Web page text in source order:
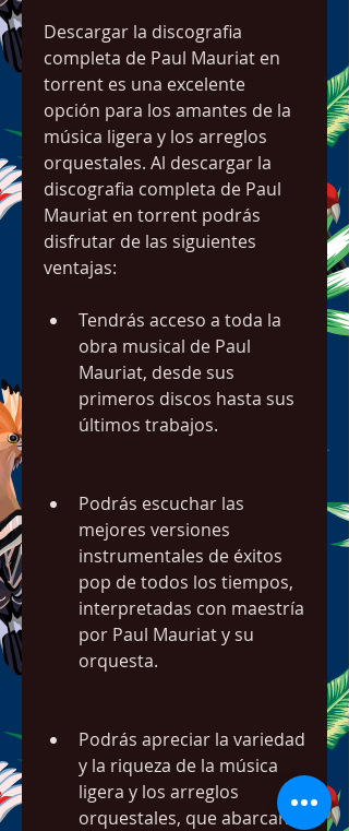
Descargar la discografia
completa de Paul Mauriat en
torrent es una excelente
opción para los amantes de la
música ligera y los arreglos
orquestales. Al descargar la
discografia completa de Paul
Mauriat en torrent podrás
disfrutar de las siguientes
ventajas:
Tendrás acceso a toda la
obra musical de Paul
Mauriat, desde sus
primeros discos hasta sus
últimos trabajos.
Podrás escuchar las
mejores versiones
instrumentales de éxitos
pop de todos los tiempos,
interpretadas con maestría
por Paul Mauriat y su
orquesta.
Podrás apreciar la variedad
y la riqueza de la música
ligera y los arreglos
orquestales, que abarcan